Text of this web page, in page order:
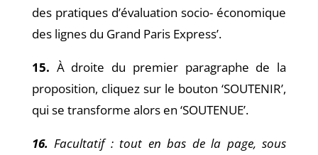
des pratiques d’évaluation socio- économique
des lignes du Grand Paris Express’.
15. À droite du premier paragraphe de la
proposition, cliquez sur le bouton ‘SOUTENIR’,
qui se transforme alors en ‘SOUTENUE’.
16. Facultatif : tout en bas de la page, sous